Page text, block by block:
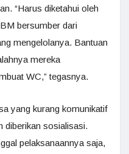
“Harus diketahui oleh
bersumber dari
mengelolanya. Bantuan
mereka
WC,” tegasnya.
yang kurang komunikatif
diberikan sosialisasi.
pelaksanaannya saja,